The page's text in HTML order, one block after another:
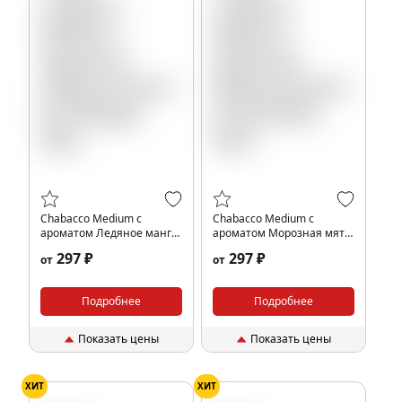
Chabacco Medium с
ароматом Ледяное манго
от 297 ₽
Подробнее
Показать цены
Chabacco Medium с
ароматом Морозная мята
от 297 ₽
Подробнее
Показать цены
ХИТ ХИТ